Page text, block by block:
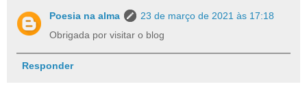
Poesia na alma
23 de março de 2021 às 17:18
Obrigada por visitar o blog
Responder